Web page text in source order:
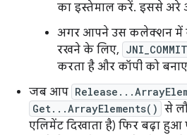
का इस्तेमाल करें. इससे अरे
अगर आपने उस कलेक्शन में
रखने के लिए, JNI_COMMIT
करता है और कॉपी को
जब आप
Get...ArrayElements() से
एलिमेंट दिखाता है) फिर बढ़ा हुआ